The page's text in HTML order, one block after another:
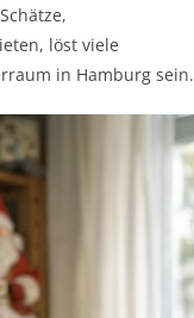
löst viele
in Hamburg sein.